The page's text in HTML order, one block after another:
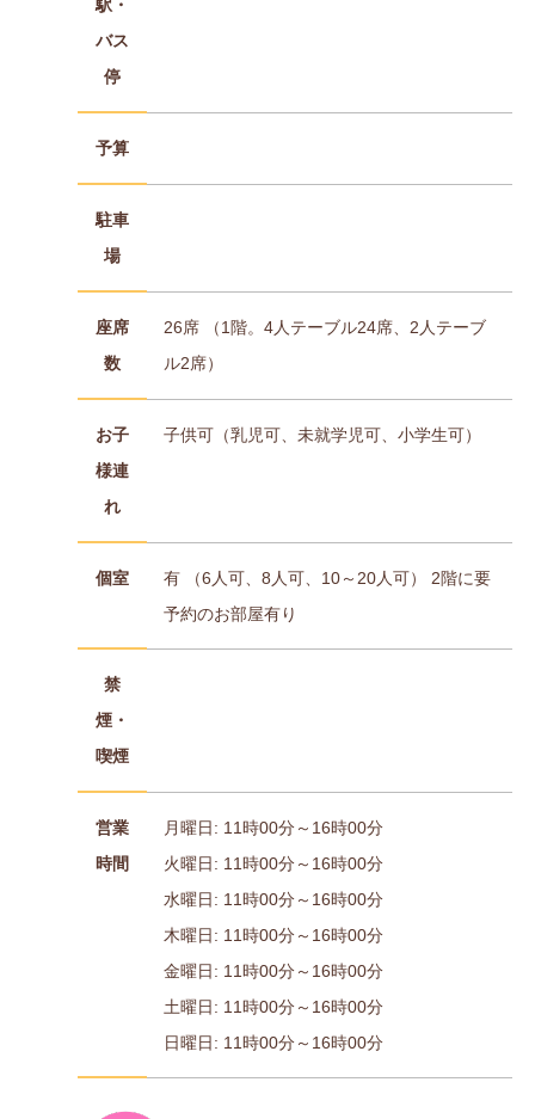
駅・
バス
停
予算
駐車
場
座席
数
26席 （1階。4人テーブル24席、2人テーブ
ル2席）
お子
様連
れ
子供可（乳児可、未就学児可、小学生可）
個室
有 （6人可、8人可、10～20人可） 2階に要
予約のお部屋有り
禁
煙・
喫煙
営業
時間
月曜日: 11時00分～16時00分
火曜日: 11時00分～16時00分
水曜日: 11時00分～16時00分
木曜日: 11時00分～16時00分
金曜日: 11時00分～16時00分
土曜日: 11時00分～16時00分
日曜日: 11時00分～16時00分